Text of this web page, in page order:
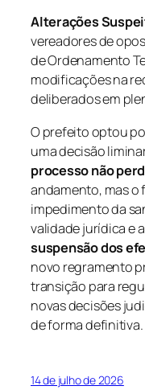
Alterações
vereadores de
de Ordenamento
modificações na
deliberados em
O prefeito optou
uma decisão
processo não
andamento, mas o
impedimento da
validade jurídica e
suspensão dos
novo regramento
transição para
novas decisões
de forma definitiva.
14 de julho de 2026